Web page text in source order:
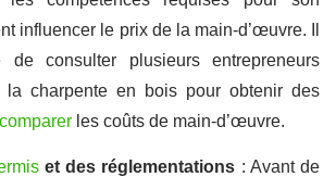
influencer le prix de la main-d’œuvre. Il
de consulter plusieurs entrepreneurs
la charpente en bois pour obtenir des
comparer les coûts de main-d’œuvre.
et des réglementations : Avant de